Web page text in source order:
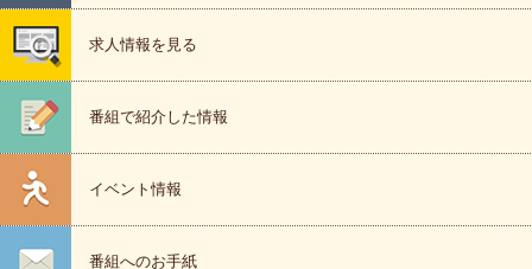
求人情報を見る
番組で紹介した情報
イベント情報
番組へのお手紙